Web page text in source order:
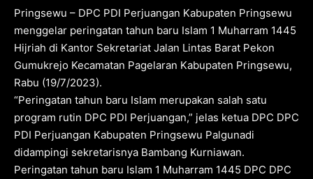
Pringsewu – DPC PDI Perjuangan Kabupaten Pringsewu
menggelar peringatan tahun baru Islam 1 Muharram 1445
Hijriah di Kantor Sekretariat Jalan Lintas Barat Pekon
Gumukrejo Kecamatan Pagelaran Kabupaten Pringsewu,
Rabu (19/7/2023).
“Peringatan tahun baru Islam merupakan salah satu
program rutin DPC PDI Perjuangan,” jelas ketua DPC DPC
PDI Perjuangan Kabupaten Pringsewu Palgunadi
didampingi sekretarisnya Bambang Kurniawan.
Peringatan tahun baru Islam 1 Muharram 1445 DPC DPC